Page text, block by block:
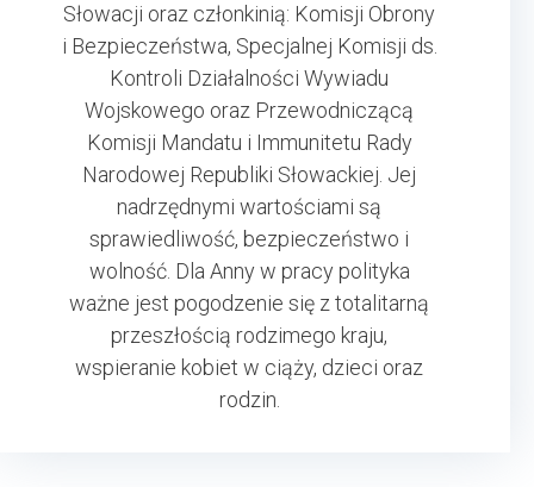
Słowacji oraz członkinią: Komisji Obrony
i Bezpieczeństwa, Specjalnej Komisji ds.
Kontroli Działalności Wywiadu
Wojskowego oraz Przewodniczącą
Komisji Mandatu i Immunitetu Rady
Narodowej Republiki Słowackiej. Jej
nadrzędnymi wartościami są
sprawiedliwość, bezpieczeństwo i
wolność. Dla Anny w pracy polityka
ważne jest pogodzenie się z totalitarną
przeszłością rodzimego kraju,
wspieranie kobiet w ciąży, dzieci oraz
rodzin.